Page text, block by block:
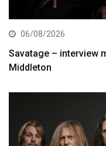
06/08/2026
Savatage – interview
Middleton